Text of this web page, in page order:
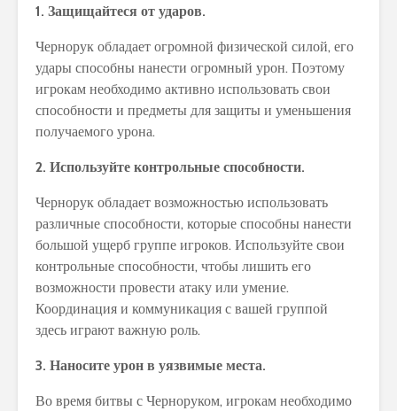
1. Защищайтеся от ударов.
Чернорук обладает огромной физической силой, его
удары способны нанести огромный урон. Поэтому
игрокам необходимо активно использовать свои
способности и предметы для защиты и уменьшения
получаемого урона.
2. Используйте контрольные способности.
Чернорук обладает возможностью использовать
различные способности, которые способны нанести
большой ущерб группе игроков. Используйте свои
контрольные способности, чтобы лишить его
возможности провести атаку или умение.
Координация и коммуникация с вашей группой
здесь играют важную роль.
3. Наносите урон в уязвимые места.
Во время битвы с Черноруком, игрокам необходимо